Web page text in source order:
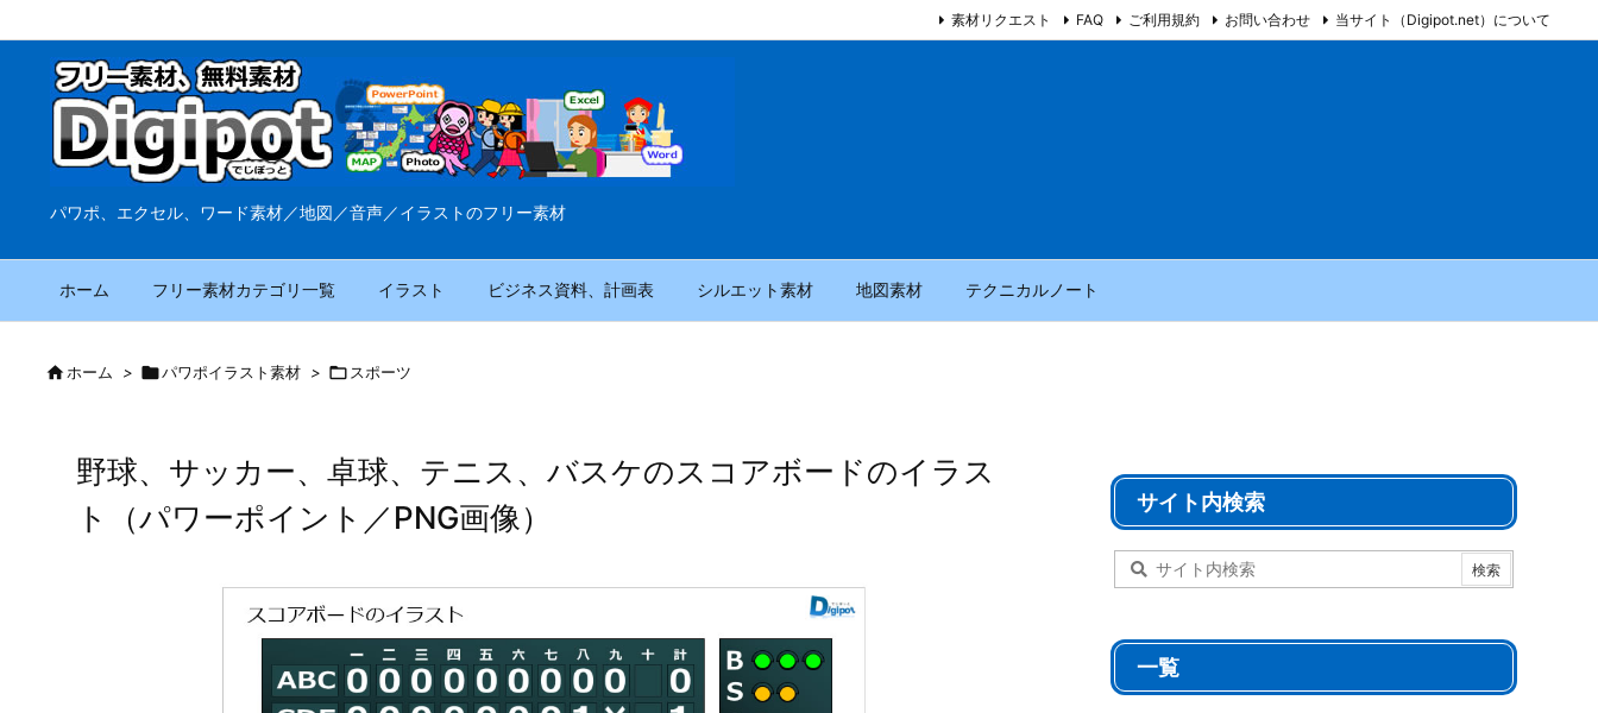
パワポ、エクセル、ワード素材／地図／音声／イラストのフリー素材
ホーム フリー素材カテゴリ一覧 イラスト ビジネス資料、計画表 シルエット素材 地図素材 テクニカルノート
素材リクエスト FAQ ご利用規約 お問い合わせ 当サイト（Digipot.net）について
ホーム > パワポイラスト素材 >  スポーツ
野球、サッカー、卓球、テニス、バスケのスコアボードのイラス
ト（パワーポイント／PNG画像）
サイト内検索
一覧